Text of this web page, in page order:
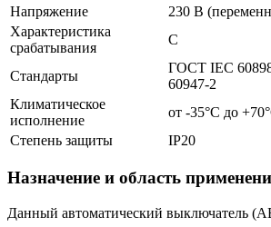
Напряжение
230 В
Характеристика
срабатывания
C
Стандарты
ГОСТ IEC
60947-2
Климатическое
исполнение
от -35°C до
Степень защиты
IP20
Назначение и область
Данный автоматический выключатель